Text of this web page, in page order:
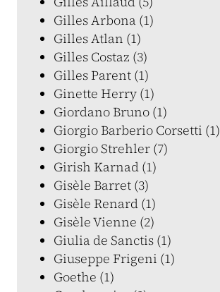
Gilles Arbona (1)
Gilles Atlan (1)
Gilles Costaz (3)
Gilles Parent (1)
Ginette Herry (1)
Giordano Bruno (1)
Giorgio Barberio Corsetti (1)
Giorgio Strehler (7)
Girish Karnad (1)
Gisèle Barret (3)
Gisèle Renard (1)
Gisèle Vienne (2)
Giulia de Sanctis (1)
Giuseppe Frigeni (1)
Goethe (1)